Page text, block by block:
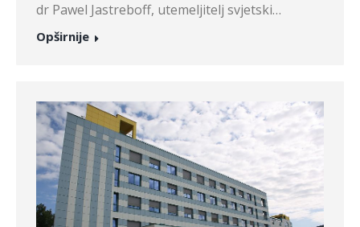
dr Pawel Jastreboff, utemeljitelj svjetski…
Opširnije